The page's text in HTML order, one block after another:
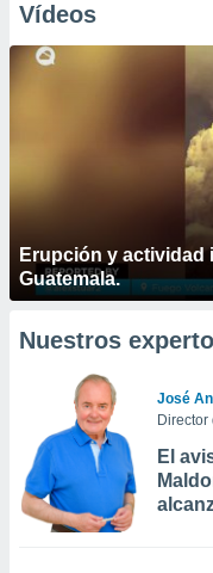
Vídeos
Erupción y actividad
Guatemala.
Nuestros
José
Director
El